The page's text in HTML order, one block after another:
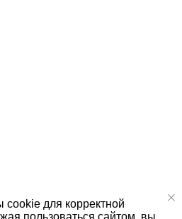
для корректной
пользоваться сайтом, вы